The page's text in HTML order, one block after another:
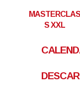
MASTERCLAS
S XXL